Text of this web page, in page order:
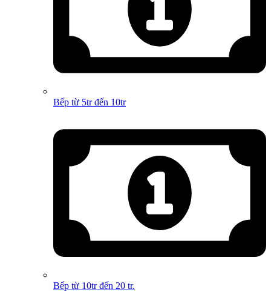
Bếp từ 5tr đến 10tr
Bếp từ 10tr đến 20 tr.